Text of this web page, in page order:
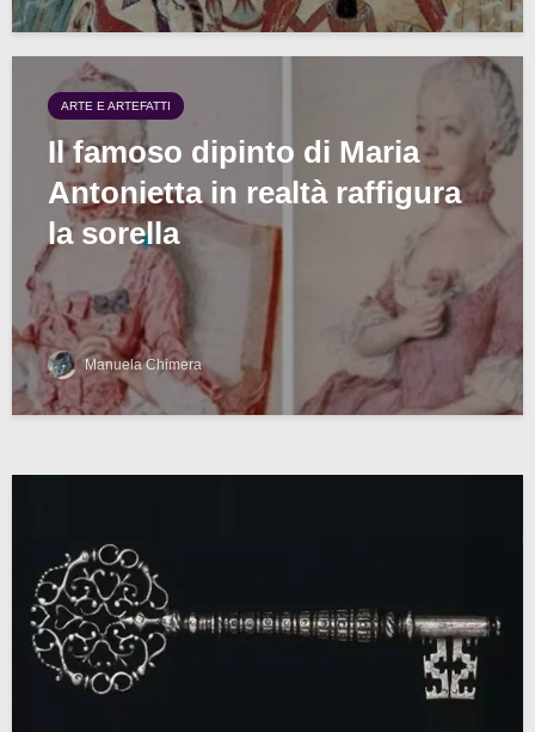
ARTE E ARTEFATTI
Il famoso dipinto di Maria
Antonietta in realtà raffigura
la sorella
Manuela Chimera